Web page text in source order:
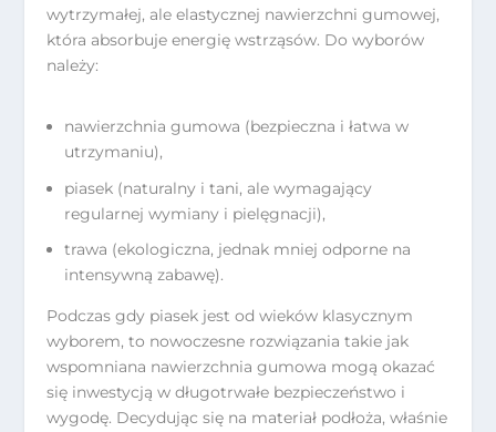
wytrzymałej, ale elastycznej nawierzchni gumowej,
która absorbuje energię wstrząsów. Do wyborów
należy:
nawierzchnia gumowa (bezpieczna i łatwa w
utrzymaniu),
piasek (naturalny i tani, ale wymagający
regularnej wymiany i pielęgnacji),
trawa (ekologiczna, jednak mniej odporne na
intensywną zabawę).
Podczas gdy piasek jest od wieków klasycznym
wyborem, to nowoczesne rozwiązania takie jak
wspomniana nawierzchnia gumowa mogą okazać
się inwestycją w długotrwałe bezpieczeństwo i
wygodę. Decydując się na materiał podłoża, właśnie